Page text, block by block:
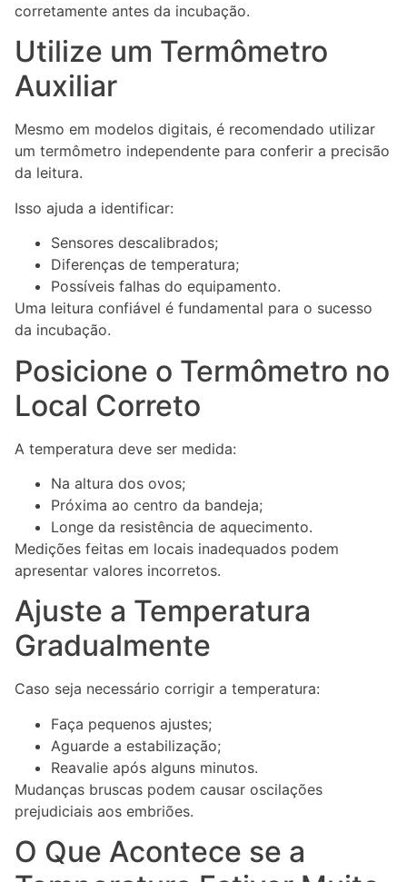
corretamente antes da incubação.
Utilize um Termômetro
Auxiliar
Mesmo em modelos digitais, é recomendado utilizar
um termômetro independente para conferir a precisão
da leitura.
Isso ajuda a identificar:
Sensores descalibrados;
Diferenças de temperatura;
Possíveis falhas do equipamento.
Uma leitura confiável é fundamental para o sucesso
da incubação.
Posicione o Termômetro no
Local Correto
A temperatura deve ser medida:
Na altura dos ovos;
Próxima ao centro da bandeja;
Longe da resistência de aquecimento.
Medições feitas em locais inadequados podem
apresentar valores incorretos.
Ajuste a Temperatura
Gradualmente
Caso seja necessário corrigir a temperatura:
Faça pequenos ajustes;
Aguarde a estabilização;
Reavalie após alguns minutos.
Mudanças bruscas podem causar oscilações
prejudiciais aos embriões.
O Que Acontece se a